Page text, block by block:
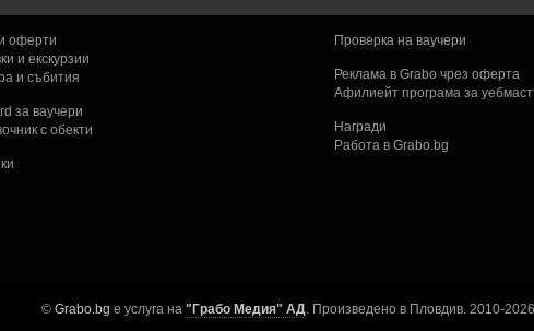
оферти
и екскурзии
и събития
за ваучери
с обекти
Проверка на ваучери
Реклама в Grabo чрез оферта
Афилиейт програма за
Награди
Работа в Grabo.bg
© Grabo.bg е услуга на "Грабо Медия" АД. Произведено в Пловдив. 2010-